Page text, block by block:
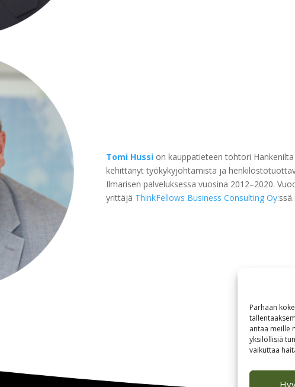
Parhaan
antaa meille
yksilöllisiä
vaikuttaa
Tomi Hussi on kauppatieteen tohtori
kehittänyt työkykyjohtamista ja
Ilmarisen palveluksessa vuosina 2012–2020.
yrittäjä ThinkFellows Business Consulting Oy:ssä.